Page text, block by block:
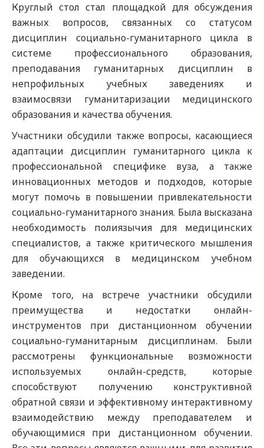
Круглый стол стал площадкой для обсуждения
важных вопросов, связанных со статусом
дисциплин социально-гуманитарного цикла в
системе профессионального образования,
преподавания гуманитарных дисциплин в
непрофильных учебных заведениях и
взаимосвязи гуманитаризации медицинского
образования и качества обучения.
Участники обсудили также вопросы, касающиеся
адаптации дисциплин гуманитарного цикла к
профессиональной специфике вуза, а также
инновационных методов и подходов, которые
могут помочь в повышении привлекательности
социально-гуманитарного знания. Была высказана
необходимость полиязычия для медицинских
специалистов, а также критического мышления
для обучающихся в медицинском учебном
заведении.
Кроме того, на встрече участники обсудили
преимущества и недостатки онлайн-
инструментов при дистанционном обучении
социально-гуманитарным дисциплинам. Были
рассмотрены функциональные возможности
используемых онлайн-средств, которые
способствуют получению конструктивной
обратной связи и эффективному интерактивному
взаимодействию между преподавателем и
обучающимися при дистанционном обучении.